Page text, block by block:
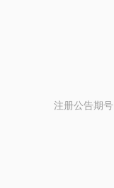
注册公告期号